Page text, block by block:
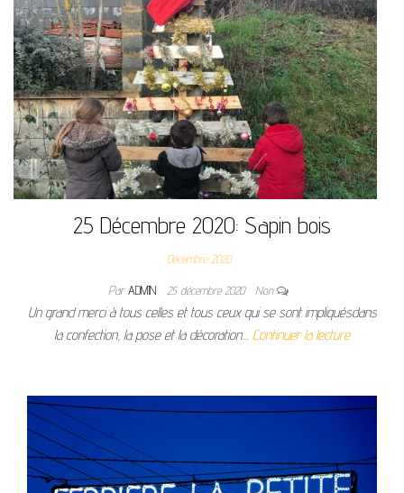
25 Décembre 2020: Sapin bois
Décembre 2020
ParADMIN 25 décembre 2020 Non
Un grand merci à tous celles et tous ceux qui se sont impliquésdans
la confection, la pose et la décoration… Continuer la lecture